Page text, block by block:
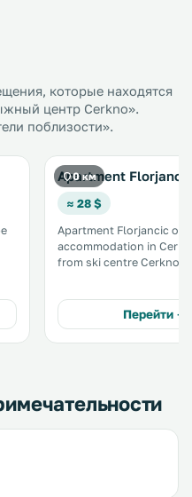
которые находятся
центр Cerkno».
поблизости».
0 км
Apartment Florjancic
≈ 28 $
Apartment Florjancic
accommodation in
from ski centre Cerkno
throughout the property. There is
dining area and a
with dishwasher. .
Перейти →